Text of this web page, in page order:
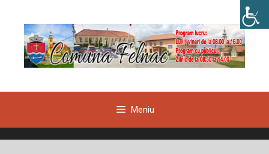
conținut
Meniu